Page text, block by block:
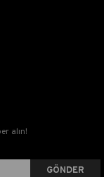
alın!
GÖNDER